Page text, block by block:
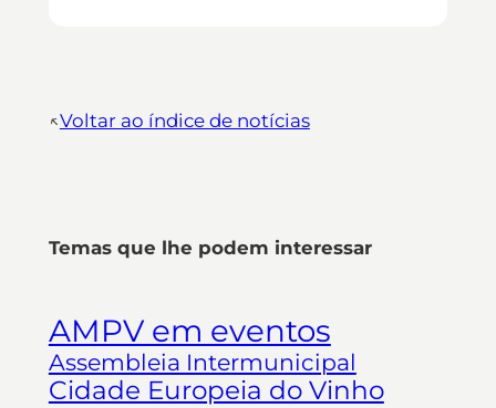
↖︎Voltar ao índice de notícias
Temas que lhe podem interessar
AMPV em eventos
Assembleia Intermunicipal
Cidade Europeia do Vinho